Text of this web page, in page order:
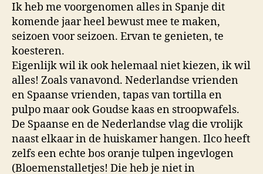
Ik heb me voorgenomen alles in Spanje dit
komende jaar heel bewust mee te maken,
seizoen voor seizoen. Ervan te genieten, te
koesteren.
Eigenlijk wil ik ook helemaal niet kiezen, ik wil
alles! Zoals vanavond. Nederlandse vrienden
en Spaanse vrienden, tapas van tortilla en
pulpo maar ook Goudse kaas en stroopwafels.
De Spaanse en de Nederlandse vlag die vrolijk
naast elkaar in de huiskamer hangen. Ilco heeft
zelfs een echte bos oranje tulpen ingevlogen
(Bloemenstalletjes! Die heb je niet in